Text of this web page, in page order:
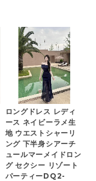
ロングドレス レディ
ース ネイビーラメ生
地 ウエストシャーリ
ング 下半身シアーチ
ュールマーメイドロン
グ セクシー リゾート
パーティーDQ2-